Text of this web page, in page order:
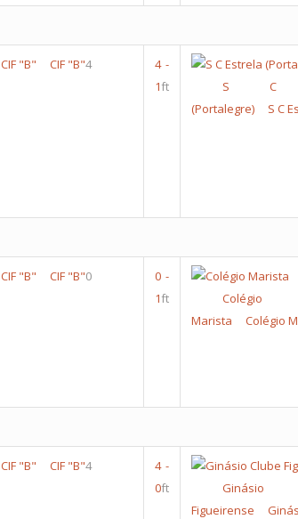
CIF "B" CIF "B"4 4-
1ft
S C
(Portalegre)
S C
CIF "B" CIF "B"0 0 -
1ft
Colégio
Marista
Colégio
CIF "B" CIF "B"4 4-
0ft
Ginásio
Figueirense